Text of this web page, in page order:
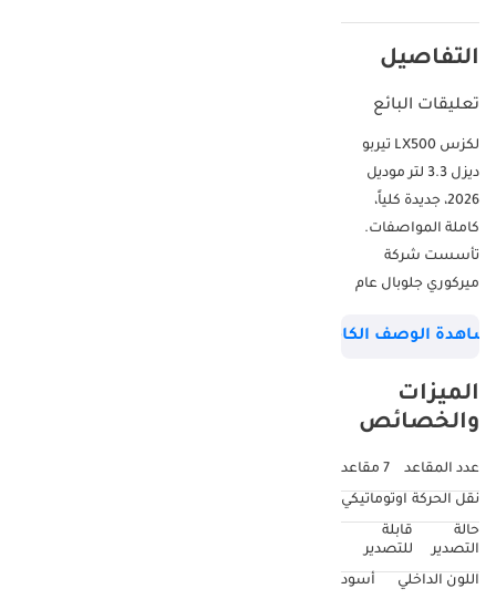
التفاصيل
تعليقات البائع
لكزس LX500 تيربو
ديزل 3.3 لتر موديل
2026، جديدة كلياً،
كاملة المواصفات.
تأسست شركة
ميركوري جلوبال عام
في تجارة السيارات
والمستهلكين.
مهمتنا هي توفير
في جميع أنحاء العالم
بأسعار تنافسية
تتيح لنا شبكة التوريد
الوصف الكامل
الميزات
والخصائص
عدد المقاعد
7 مقاعد
نقل الحركة اوتوماتيكي
حالة
التصدير
قابلة
للتصدير
اللون الداخلي
أسود